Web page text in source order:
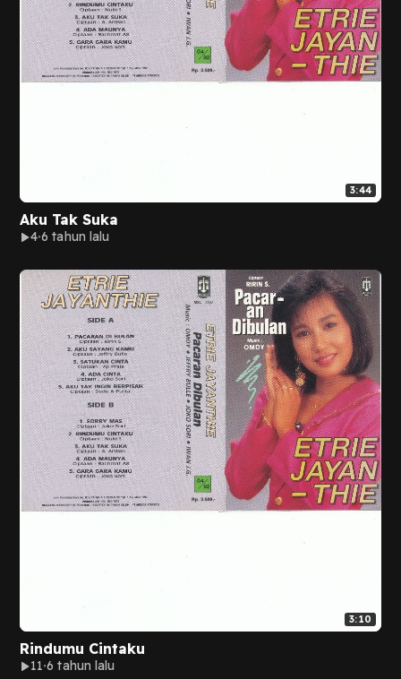
3:44
Aku Tak Suka
4 6 tahun lalu
3:10
Rindumu Cintaku
11 6 tahun lalu